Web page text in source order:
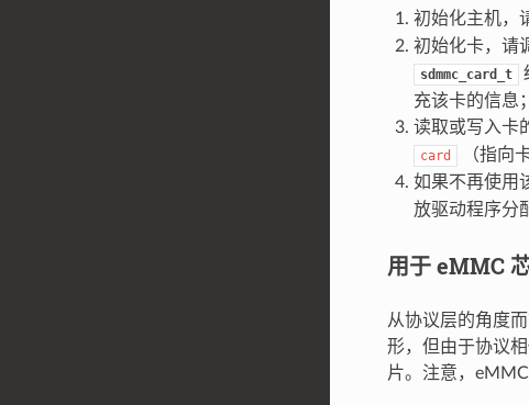
初始化主机，
初始化卡，请
sdmmc_card_t
充该卡的信息；
读取或写入卡
card
（指向
如果不再使用
放驱动程序分
用于 eMMC
从协议层的角度
形，但由于协议
片。注意，